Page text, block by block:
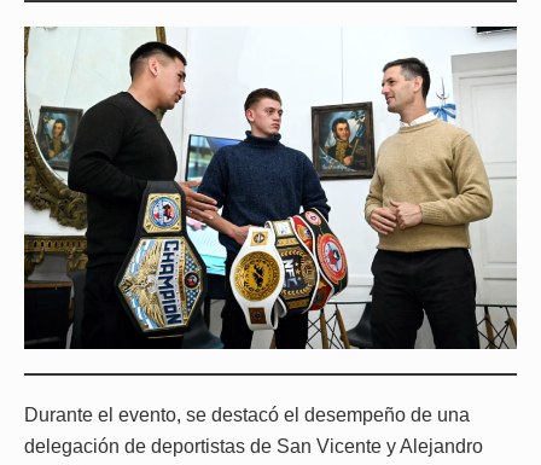
Durante el evento, se destacó el desempeño de una
delegación de deportistas de San Vicente y Alejandro